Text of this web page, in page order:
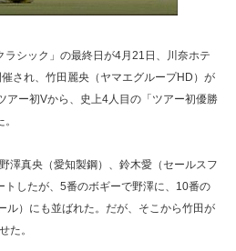
ラシック」の最終日が4月21日、川奈ホテ
され、竹田麗央（ヤマエグループHD）が
アー初Vから、史上4人目の「ツアー初優勝
澤真央（愛知製鋼）、鈴木愛（セールスフ
トしたが、5番のボギーで野澤に、10番の
ル）にも並ばれた。だが、そこから竹田が
た。